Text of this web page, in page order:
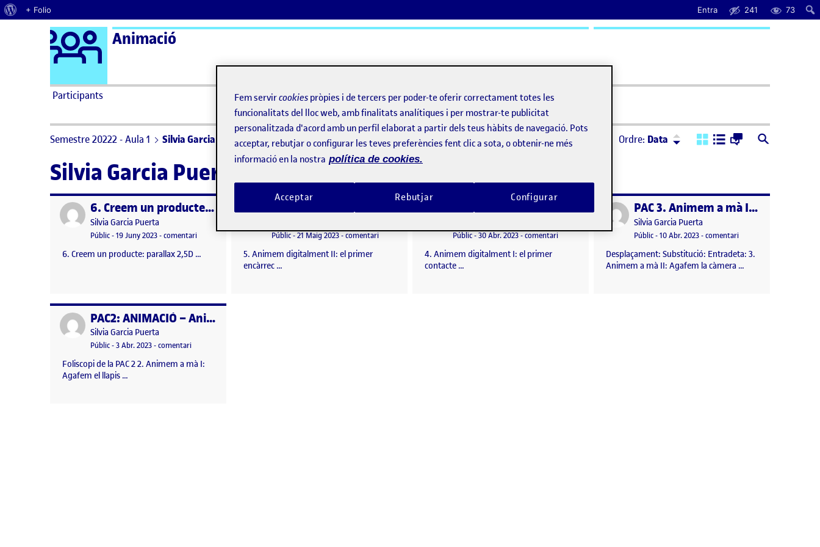
Quant al WordPress
+ Folio Entra 241 73
Saltar al contingut Logo Ágora
Animació
Participants ActiFolios Ajuda
Semestre 20222 - Aula 1 Silvia Garcia Puerta Ordre: Data Ordre: Descendent
Silvia Garcia Puerta
Publicat per 6. Creem un producte: parallax 2,5D
Publicat per
Silvia Garcia Puerta
Visibilitat:
Públic-Data de publicació
19 Juny 2023-comentariel 6. Creem un producte: parallax 2,5D
6. Creem un producte: parallax 2,5D …
PAC 5 – Animació Animem digitalment II: el primer encàrrec
Visibilitat:
Públic-Data de publicació
21 Maig 2023-comentariel PAC 5 – Animació Animem digitalment II: el primer encàrrec
5. Animem digitalment II: el primer
encàrrec …
PAC 4 Animació: Animem digitalment I: el primer contacte
Visibilitat:
Públic-Data de publicació
30 Abr. 2023-comentariel PAC 4 Animació: Animem digitalment I: el primer contacte
4. Animem digitalment I: el primer
contacte …
Publicat per PAC 3. Animem a mà II: Agafem la càmera
Publicat per
Silvia Garcia Puerta
Visibilitat:
Públic-Data de publicació
10 Abr. 202310 abril, 2023 11:16 pm
-comentariel PAC 3. Animem a mà
Desplaçament: Substitució: Entradeta: 3.
Animem a mà II: Agafem la càmera …
Publicat per PAC2: ANIMACIÓ – Animem a mà I: Agafem el llapis. Foliscopi «Flor de primavera»
Publicat per
Silvia Garcia Puerta
Visibilitat:
Públic-Data de publicació
3 Abr. 20235 abril, 2023 8:02 pm
-comentariel PAC2: ANIMACIÓ – Animem a mà I: Agafem el llapis. Foliscopi «Flor de primavera»
Foliscopi de la PAC 2 2. Animem a mà I:
Agafem el llapis …
Fem servircookies pròpies i de tercers per poder-te oferir correctament totes les
funcionalitats del lloc web, amb finalitats analítiques i per mostrar-te publicitat
personalitzada d'acord amb un perfil elaborat a partir dels teus hàbits de navegació. Pots
acceptar, rebutjar o configurar les teves preferències fent clic a sota, o obtenir-ne més
informació en la nostra política de cookies.
Rebutjar
Acceptar Configurar